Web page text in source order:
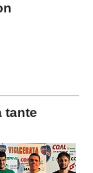
tante